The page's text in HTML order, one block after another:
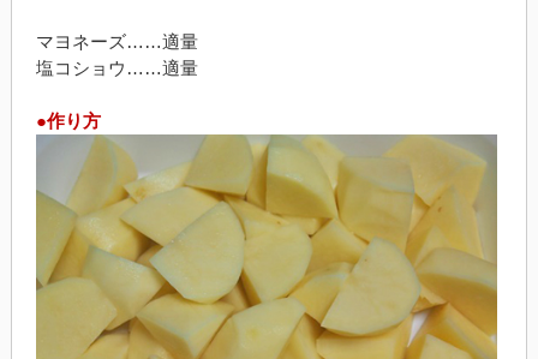
マヨネーズ……適量
塩コショウ……適量
●作り方